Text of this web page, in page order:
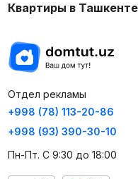
Квартиры в
Отдел рекламы
+998 (78) 113-20-86
+998 (93) 390-30-10
Пн-Пт. С 9:30 до 18:00